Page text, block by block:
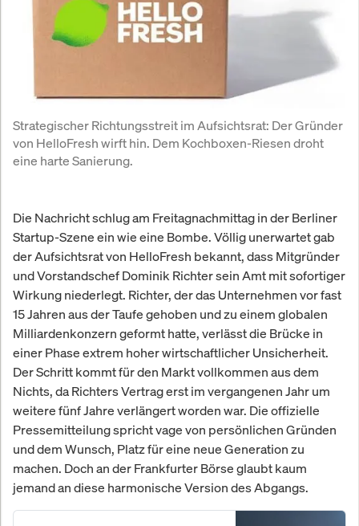
Strategischer Richtungsstreit im Aufsichtsrat: Der Gründer
von HelloFresh wirft hin. Dem Kochboxen-Riesen droht
eine harte Sanierung.
Die Nachricht schlug am Freitagnachmittag in der Berliner
Startup-Szene ein wie eine Bombe. Völlig unerwartet gab
der Aufsichtsrat von HelloFresh bekannt, dass Mitgründer
und Vorstandschef Dominik Richter sein Amt mit sofortiger
Wirkung niederlegt. Richter, der das Unternehmen vor fast
15 Jahren aus der Taufe gehoben und zu einem globalen
Milliardenkonzern geformt hatte, verlässt die Brücke in
einer Phase extrem hoher wirtschaftlicher Unsicherheit.
Der Schritt kommt für den Markt vollkommen aus dem
Nichts, da Richters Vertrag erst im vergangenen Jahr um
weitere fünf Jahre verlängert worden war. Die offizielle
Pressemitteilung spricht vage von persönlichen Gründen
und dem Wunsch, Platz für eine neue Generation zu
machen. Doch an der Frankfurter Börse glaubt kaum
jemand an diese harmonische Version des Abgangs.